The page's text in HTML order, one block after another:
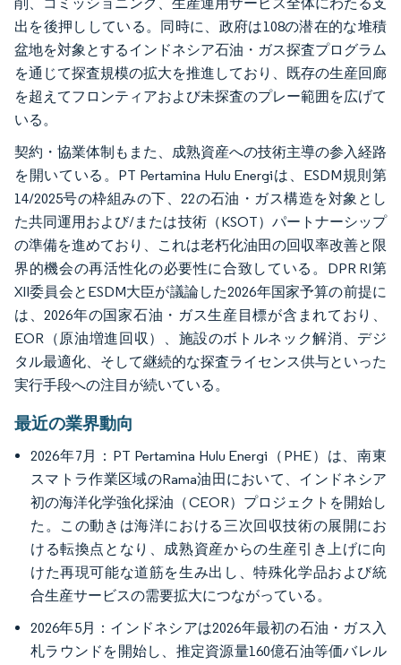
出を後押ししている。同時に、政府は108の潜在的な堆積
盆地を対象とするインドネシア石油・ガス探査プログラム
を通じて探査規模の拡大を推進しており、既存の生産回廊
を超えてフロンティアおよび未探査のプレー範囲を広げて
いる。
契約・協業体制もまた、成熟資産への技術主導の参入経路
を開いている。PT Pertamina Hulu Energiは、ESDM規則第
14/2025号の枠組みの下、22の石油・ガス構造を対象とし
た共同運用および/または技術（KSOT）パートナーシップ
の準備を進めており、これは老朽化油田の回収率改善と限
界的機会の再活性化の必要性に合致している。DPR RI第
XII委員会とESDM大臣が議論した2026年国家予算の前提に
は、2026年の国家石油・ガス生産目標が含まれており、
EOR（原油増進回収）、施設のボトルネック解消、デジ
タル最適化、そして継続的な探査ライセンス供与といった
実行手段への注目が続いている。
最近の業界動向
2026年7月：PT Pertamina Hulu Energi（PHE）は、南東
スマトラ作業区域のRama油田において、インドネシア
初の海洋化学強化採油（CEOR）プロジェクトを開始し
た。この動きは海洋における三次回収技術の展開にお
ける転換点となり、成熟資産からの生産引き上げに向
けた再現可能な道筋を生み出し、特殊化学品および統
合生産サービスの需要拡大につながっている。
2026年5月：インドネシアは2026年最初の石油・ガス入
札ラウンドを開始し、推定資源量160億石油等価バレル